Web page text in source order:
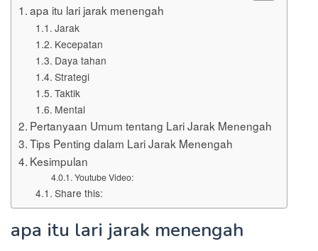
apa itu lari jarak menengah
Jarak
Kecepatan
Daya tahan
Strategi
Taktik
Mental
Pertanyaan Umum tentang Lari Jarak Menengah
Tips Penting dalam Lari Jarak Menengah
Kesimpulan
Youtube Video:
Share this:
apa itu lari jarak menengah